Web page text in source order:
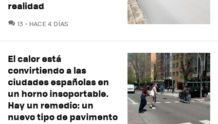
realidad
13 COMENTARIOS
HACE 4 DÍAS
El calor está
convirtiendo a las
ciudades españolas en
un horno insoportable.
Hay un remedio: un
nuevo tipo de pavimento